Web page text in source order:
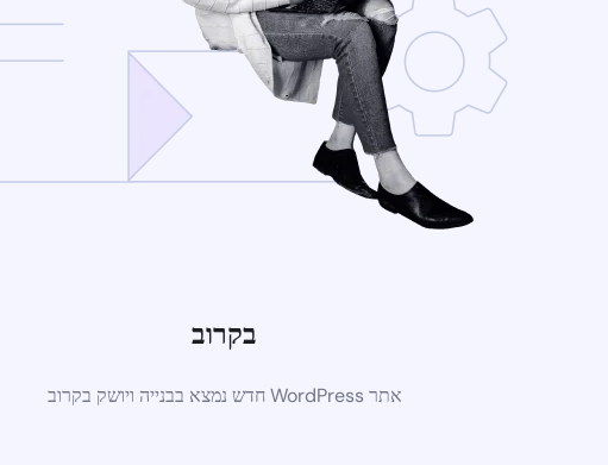
בקרוב
אתר WordPress חדש נמצא בבנייה ויושק בקרוב